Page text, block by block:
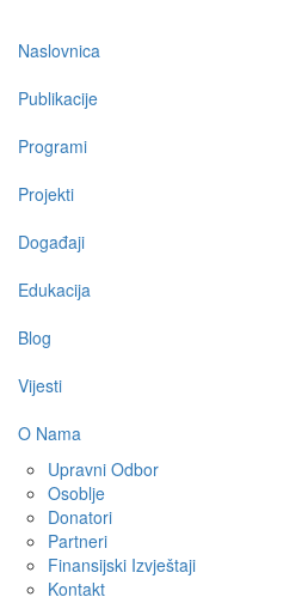
Main
navigation
Naslovnica
Publikacije
Programi
Projekti
Događaji
Edukacija
Blog
Vijesti
O Nama
Upravni Odbor
Osoblje
Donatori
Partneri
Finansijski Izvještaji
Kontakt